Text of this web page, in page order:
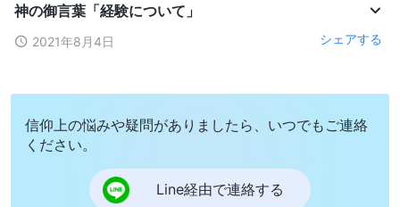
神の御言葉「経験について」
2021年8月4日 シェアする
信仰上の悩みや疑問がありましたら、いつでもご連絡
ください。
Line経由で連絡する